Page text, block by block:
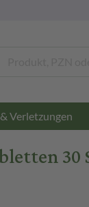
Verletzungen